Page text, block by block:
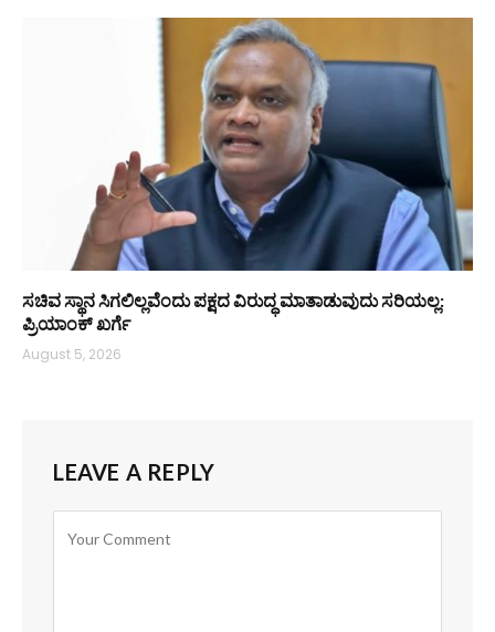
ಸಚಿವ ಸ್ಥಾನ ಸಿಗಲಿಲ್ಲವೆಂದು ಪಕ್ಷದ ವಿರುದ್ಧ ಮಾತಾಡುವುದು ಸರಿಯಲ್ಲ:
ಪ್ರಿಯಾಂಕ್ ಖರ್ಗೆ
August 5, 2026
LEAVE A REPLY